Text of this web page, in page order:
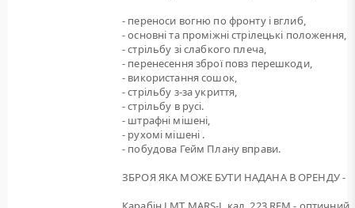
- переноси вогню по фронту і вглиб,
- основні та проміжні стрілецькі положення,
- стрільбу зі слабкого плеча,
- перенесення зброї повз перешкоди,
- використання сошок,
- стрільбу з-за укриття,
- стрільбу в русі.
- штрафні мішені,
- рухомі мішені .
- побудова Гейм Плану вправи.
ЗБРОЯ ЯКА МОЖЕ БУТИ НАДАНА В ОРЕНДУ -